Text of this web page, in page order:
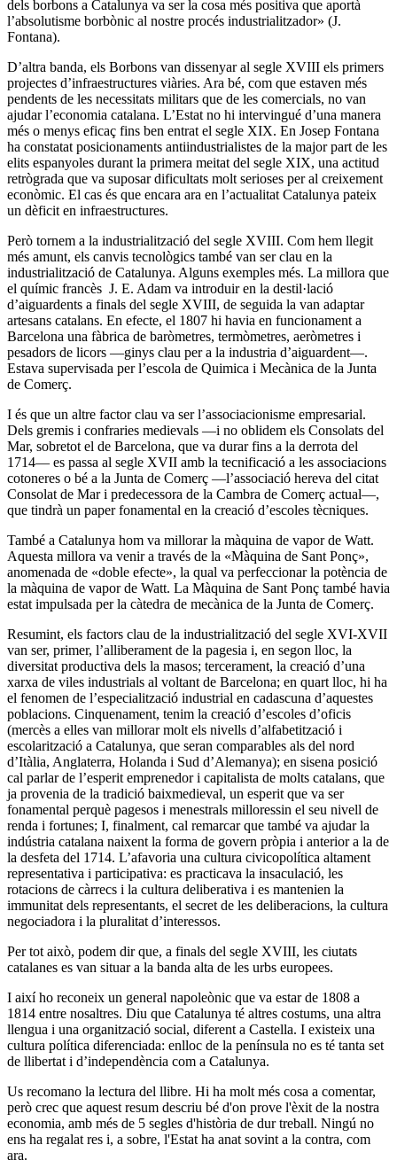
dels borbons a Catalunya va ser la cosa més positiva que aportà
l’absolutisme borbònic al nostre procés industrialitzador» (J.
Fontana).
D’altra banda, els Borbons van dissenyar al segle XVIII els primers
projectes d’infraestructures viàries. Ara bé, com que estaven més
pendents de les necessitats militars que de les comercials, no van
ajudar l’economia catalana. L’Estat no hi intervingué d’una manera
més o menys eficaç fins ben entrat el segle XIX. En Josep Fontana
ha constatat posicionaments antiindustrialistes de la major part de les
elits espanyoles durant la primera meitat del segle XIX, una actitud
retrògrada que va suposar dificultats molt serioses per al creixement
econòmic. El cas és que encara ara en l’actualitat Catalunya pateix
un dèficit en infraestructures.
Però tornem a la industrialització del segle XVIII. Com hem llegit
més amunt, els canvis tecnològics també van ser clau en la
industrialització de Catalunya. Alguns exemples més. La millora que
el químic francès J. E. Adam va introduir en la destil·lació
d’aiguardents a finals del segle XVIII, de seguida la van adaptar
artesans catalans. En efecte, el 1807 hi havia en funcionament a
Barcelona una fàbrica de baròmetres, termòmetres, aeròmetres i
pesadors de licors ―ginys clau per a la industria d’aiguardent―.
Estava supervisada per l’escola de Quimica i Mecànica de la Junta
de Comerç.
I és que un altre factor clau va ser l’associacionisme empresarial.
Dels gremis i confraries medievals ―i no oblidem els Consolats del
Mar, sobretot el de Barcelona, que va durar fins a la derrota del
1714― es passa al segle XVII amb la tecnificació a les associacions
cotoneres o bé a la Junta de Comerç ―l’associació hereva del citat
Consolat de Mar i predecessora de la Cambra de Comerç actual―,
que tindrà un paper fonamental en la creació d’escoles tècniques.
També a Catalunya hom va millorar la màquina de vapor de Watt.
Aquesta millora va venir a través de la «Màquina de Sant Ponç»,
anomenada de «doble efecte», la qual va perfeccionar la potència de
la màquina de vapor de Watt. La Màquina de Sant Ponç també havia
estat impulsada per la càtedra de mecànica de la Junta de Comerç.
Resumint, els factors clau de la industrialització del segle XVI-XVII
van ser, primer, l’alliberament de la pagesia i, en segon lloc, la
diversitat productiva dels la masos; tercerament, la creació d’una
xarxa de viles industrials al voltant de Barcelona; en quart lloc, hi ha
el fenomen de l’especialització industrial en cadascuna d’aquestes
poblacions. Cinquenament, tenim la creació d’escoles d’oficis
(mercès a elles van millorar molt els nivells d’alfabetització i
escolarització a Catalunya, que seran comparables als del nord
d’Itàlia, Anglaterra, Holanda i Sud d’Alemanya); en sisena posició
cal parlar de l’esperit emprenedor i capitalista de molts catalans, que
ja provenia de la tradició baixmedieval, un esperit que va ser
fonamental perquè pagesos i menestrals milloressin el seu nivell de
renda i fortunes; I, finalment, cal remarcar que també va ajudar la
indústria catalana naixent la forma de govern pròpia i anterior a la de
la desfeta del 1714. L’afavoria una cultura civicopolítica altament
representativa i participativa: es practicava la insaculació, les
rotacions de càrrecs i la cultura deliberativa i es mantenien la
immunitat dels representants, el secret de les deliberacions, la cultura
negociadora i la pluralitat d’interessos.
Per tot això, podem dir que, a finals del segle XVIII, les ciutats
catalanes es van situar a la banda alta de les urbs europees.
I així ho reconeix un general napoleònic que va estar de 1808 a
1814 entre nosaltres. Diu que Catalunya té altres costums, una altra
llengua i una organització social, diferent a Castella. I existeix una
cultura política diferenciada: enlloc de la península no es té tanta set
de llibertat i d’independència com a Catalunya.
Us recomano la lectura del llibre. Hi ha molt més cosa a comentar,
però crec que aquest resum descriu bé d'on prove l'èxit de la nostra
economia, amb més de 5 segles d'història de dur treball. Ningú no
ens ha regalat res i, a sobre, l'Estat ha anat sovint a la contra, com
ara.